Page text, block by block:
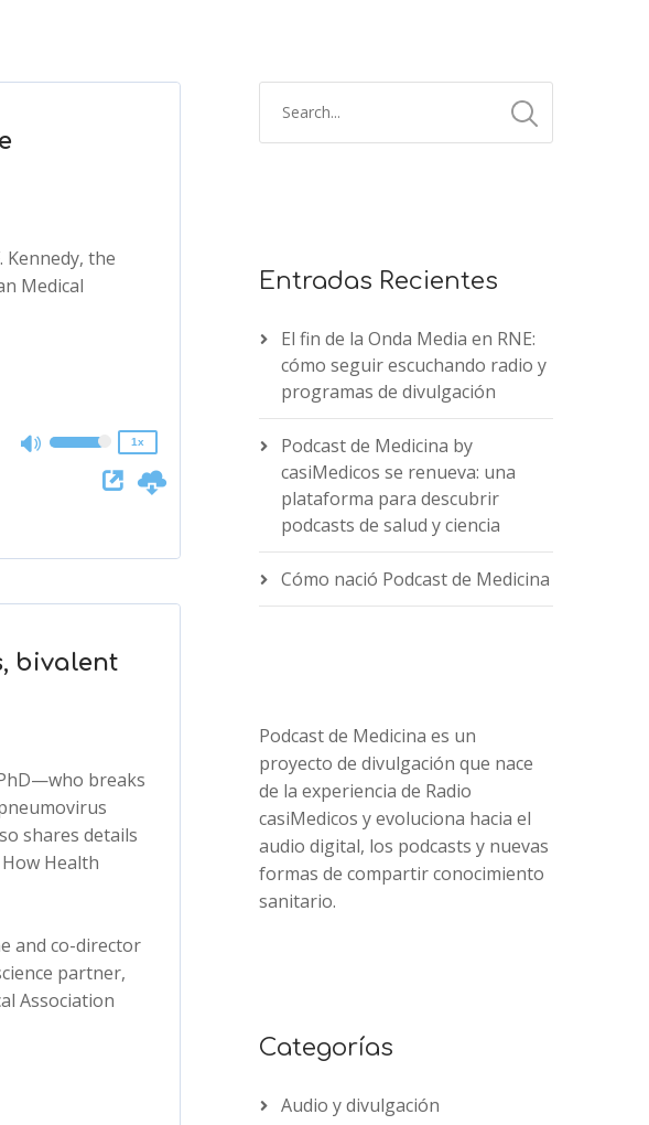
Kennedy, the
Medical
Use
Up/Down
to
volume.
1x
bivalent
breaks
shares details
Health
and co-director
partner,
Association
Entradas Recientes
El fin de la Onda Media en RNE:
cómo seguir escuchando radio y
programas de divulgación
Podcast de Medicina by
casiMedicos se renueva: una
plataforma para descubrir
podcasts de salud y ciencia
Cómo nació Podcast de Medicina
Podcast de Medicina es un
proyecto de divulgación que nace
de la experiencia de Radio
casiMedicos y evoluciona hacia el
audio digital, los podcasts y nuevas
formas de compartir conocimiento
sanitario.
Categorías
Audio y divulgación